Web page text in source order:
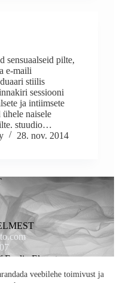
veebilehe toimivust ja
sensuaalseid pilte,
e-maili
stiilis
sessiooni
ja intiimsete
naisele
stuudio…
28. nov. 2014
to.com
Evelin Elmest